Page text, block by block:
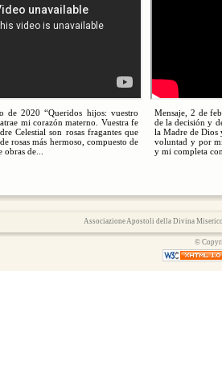
de 2020 “Queridos hijos: vuestro
mi corazón materno. Vuestra fe
Celestial son rosas fragantes que
rosas más hermoso, compuesto de
de...
Mensaje, 2 de
de la decisión y
la Madre de Dios
voluntad y por
y mi completa
Associazione Apostoli della Divina
©